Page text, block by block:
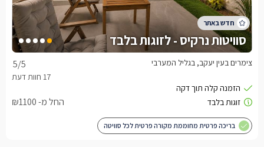
סוויטות נרקיס - לזוגות בלבד
5/5 צימרים בעין יעקב, בגליל המערבי
החל מ- ₪1100
בריכה פרטית מחוממת מקורה פרטית לכל סוויטה